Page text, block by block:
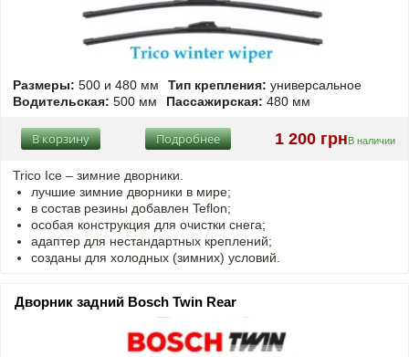
Размеры: 500 и 480 мм Тип крепления: универсальное
Водительская: 500 мм Пассажирская: 480 мм
1 200 грн В наличии
Подробнее
В корзину
Trico Ice – зимние дворники.
лучшие зимние дворники в мире;
в состав резины добавлен Teflon;
особая конструкция для очистки снега;
адаптер для нестандартных креплений;
созданы для холодных (зимних) условий.
Дворник задний Bosch Twin Rear